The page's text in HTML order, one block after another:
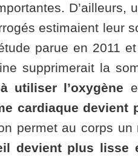
D’ailleurs,
estimaient leur
parue en 2011
supprimerait la
utiliser l’oxygène
cardiaque devient
permet au corps un
devient plus lisse